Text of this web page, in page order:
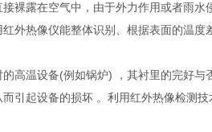
露在空气中，由于外力作用或者雨水
红外热像仪能整体识别、根据表面的温
设备(例如锅炉) ，其衬里的完好与否
而引起设备的损坏 。利用红外热像检测技术